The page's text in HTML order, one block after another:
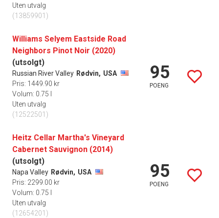
Uten utvalg
(13859901)
Williams Selyem Eastside Road
Neighbors Pinot Noir (2020)
(utsolgt)
Russian River Valley Rødvin, USA
Pris: 1449.90 kr
Volum: 0.75 l
Uten utvalg
(12522501)
95
POENG
Heitz Cellar Martha's Vineyard
Cabernet Sauvignon (2014)
(utsolgt)
Napa Valley Rødvin, USA
Pris: 2299.00 kr
Volum: 0.75 l
Uten utvalg
(12654201)
95
POENG